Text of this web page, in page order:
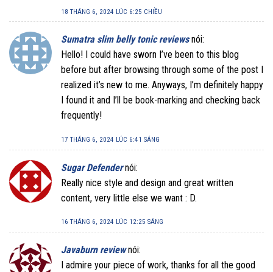
18 THÁNG 6, 2024 LÚC 6:25 CHIỀU
Sumatra slim belly tonic reviews nói:
Hello! I could have sworn I’ve been to this blog
before but after browsing through some of the post I
realized it’s new to me. Anyways, I’m definitely happy
I found it and I’ll be book-marking and checking back
frequently!
17 THÁNG 6, 2024 LÚC 6:41 SÁNG
Sugar Defender nói:
Really nice style and design and great written
content, very little else we want : D.
16 THÁNG 6, 2024 LÚC 12:25 SÁNG
Javaburn review nói:
I admire your piece of work, thanks for all the good